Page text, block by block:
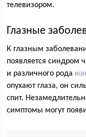
телевизором.
Глазные
К глазным
появляется синдром
и различного рода
опухают глаза, он
спит.
симптомы могут